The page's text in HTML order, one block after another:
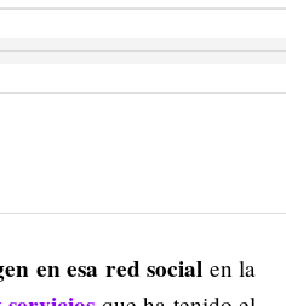
en esa red social en la